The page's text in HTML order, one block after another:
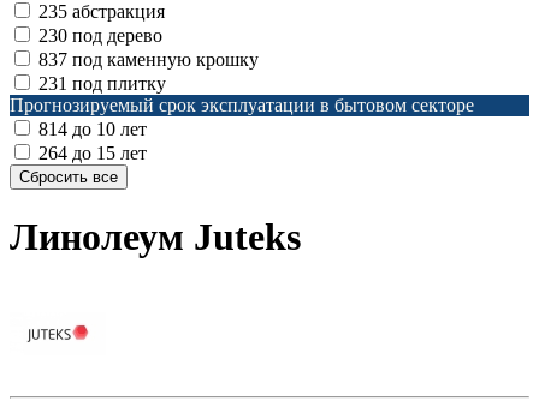
235 абстракция
230 под дерево
837 под каменную крошку
231 под плитку
Прогнозируемый срок эксплуатации в бытовом секторе
814 до 10 лет
264 до 15 лет
Линолеум Juteks